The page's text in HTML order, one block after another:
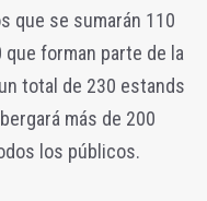
que se sumarán 110
forman parte de la
total de 230 estands
más de 200
los públicos.